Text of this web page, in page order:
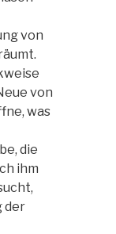
von
von
was
die
ihm
der